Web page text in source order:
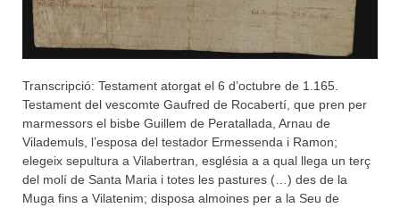
Transcripció: Testament atorgat el 6 d’octubre de 1.165.
Testament del vescomte Gaufred de Rocabertí, que pren per
marmessors el bisbe Guillem de Peratallada, Arnau de
Vilademuls, l’esposa del testador Ermessenda i Ramon;
elegeix sepultura a Vilabertran, església a a qual llega un terç
del molí de Santa Maria i totes les pastures (…) des de la
Muga fins a Vilatenim; disposa almoines per a la Seu de